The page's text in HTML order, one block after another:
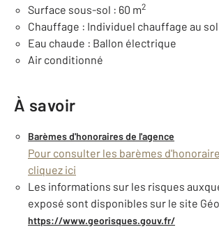
Surface sous-sol : 60 m2
Chauffage : Individuel chauffage au
Eau chaude : Ballon électrique
Air conditionné
À savoir
Barèmes d'honoraires de l'agence
Pour consulter les barèmes
cliquez ici
Les informations sur les risques
exposé sont disponibles sur le site
https://www.georisques.gouv.fr/